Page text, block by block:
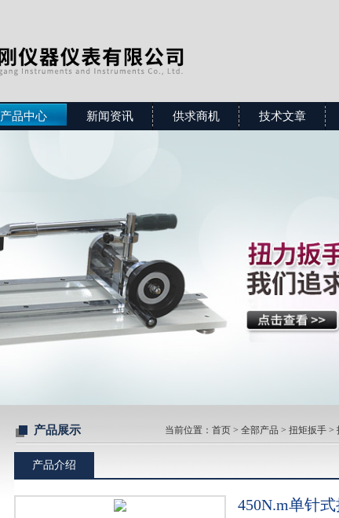
产品中心 新闻资讯 供求商机 技术文章
产品展示 当前位置： 首页 > 全部产品 > 扭矩扳手 >
产品介绍
450N.m单针